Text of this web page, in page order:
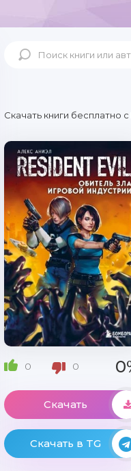
Скачать книги бесплатно c
0 0
Скачать
Скачать в TG